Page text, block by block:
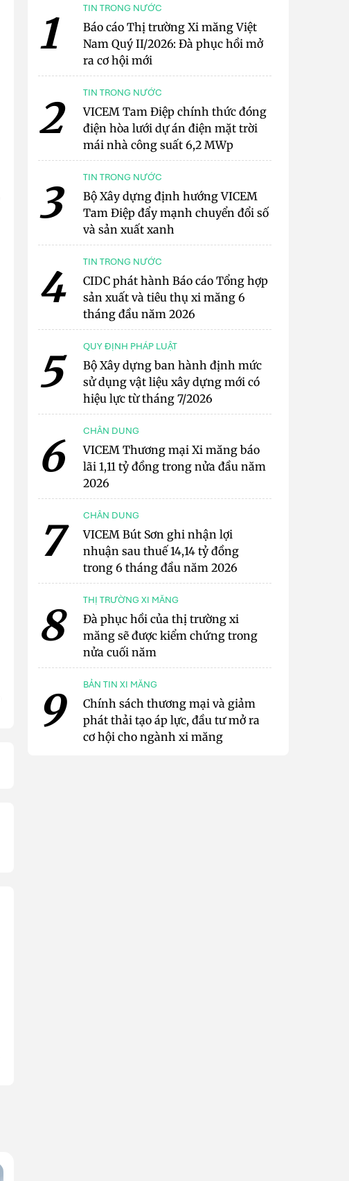
1 TIN TRONG NƯỚC
Báo cáo Thị trường Xi măng Việt
Nam Quý II/2026: Đà phục hồi mở
ra cơ hội mới
2 TIN TRONG NƯỚC
VICEM Tam Điệp chính thức đóng
điện hòa lưới dự án điện mặt trời
mái nhà công suất 6,2 MWp
3 TIN TRONG NƯỚC
Bộ Xây dựng định hướng VICEM
Tam Điệp đẩy mạnh chuyển đổi số
và sản xuất xanh
4 TIN TRONG NƯỚC
CIDC phát hành Báo cáo Tổng hợp
sản xuất và tiêu thụ xi măng 6
tháng đầu năm 2026
5 QUY ĐỊNH PHÁP LUẬT
Bộ Xây dựng ban hành định mức
sử dụng vật liệu xây dựng mới có
hiệu lực từ tháng 7/2026
6 CHÂN DUNG
VICEM Thương mại Xi măng báo
lãi 1,11 tỷ đồng trong nửa đầu năm
2026
7 CHÂN DUNG
VICEM Bút Sơn ghi nhận lợi
nhuận sau thuế 14,14 tỷ đồng
trong 6 tháng đầu năm 2026
8 THỊ TRƯỜNG XI MĂNG
Đà phục hồi của thị trường xi
măng sẽ được kiểm chứng trong
nửa cuối năm
9 BẢN TIN XI MĂNG
Chính sách thương mại và giảm
phát thải tạo áp lực, đầu tư mở ra
cơ hội cho ngành xi măng